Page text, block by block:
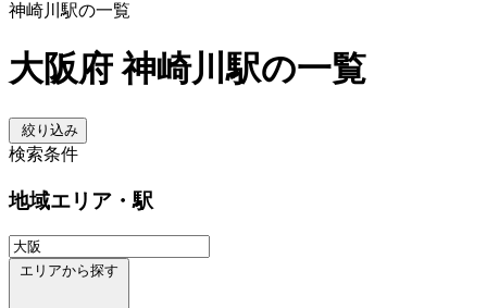
神崎川駅の一覧
大阪府 神崎川駅の一覧
絞り込み
検索条件
地域エリア・駅
エリアから探す